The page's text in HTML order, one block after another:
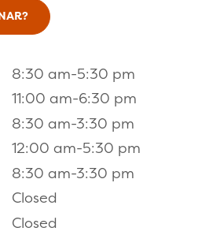
8:30 am-5:30 pm
11:00 am-6:30 pm
8:30 am-3:30 pm
12:00 am-5:30 pm
8:30 am-3:30 pm
Closed
Closed